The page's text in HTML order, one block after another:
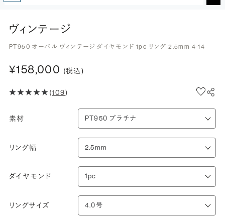
ヴィンテージ
PT950 オーバル ヴィンテージ ダイヤモンド 1pc リング 2.5mm 4-14
¥158,000 (税込)
(109)
素材
リング幅
ダイヤモンド
リングサイズ